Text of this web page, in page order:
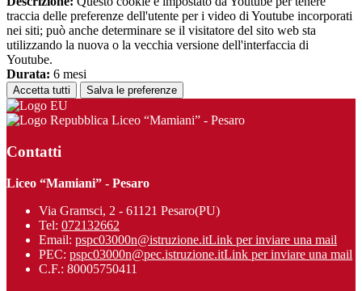
traccia delle preferenze dell'utente per i video di Youtube incorporati
nei siti; può anche determinare se il visitatore del sito web sta
utilizzando la nuova o la vecchia versione dell'interfaccia di
Youtube.
Durata: 6 mesi
Accetta tutti Salva le preferenze
Liceo “Mamiani” - Pesaro
Contatti
Liceo “Mamiani” - Pesaro
Via Gramsci, 2 - 61121 Pesaro(PU)
Tel: 072132662
Email: pspc03000n@istruzione.itLink per inviare una mail
PEC: pspc03000n@pec.istruzione.itLink per inviare una mail
C.F.: 80005750411